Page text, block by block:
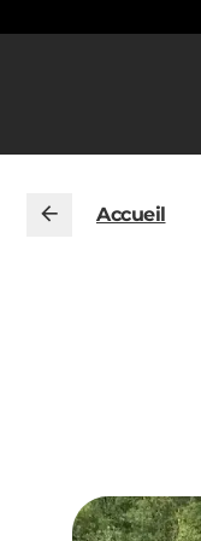
Accueil